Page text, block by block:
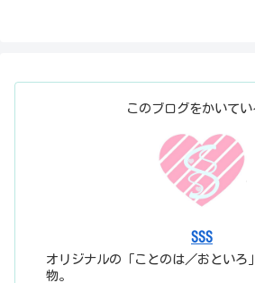
このブログをかいてい
SSS
オリジナルの「ことのは／おといろ
物。